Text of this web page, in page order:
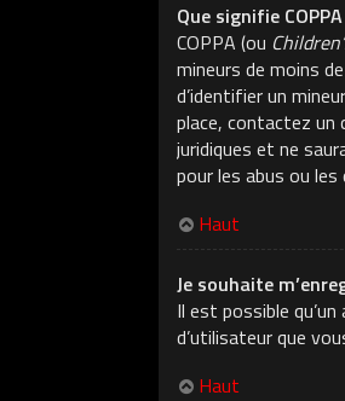
Que signifie
COPPA (ou
mineurs de moins
d’identifier un
place, contactez un
juridiques et ne
pour les abus ou
Haut
Je souhaite
Il est possible
d’utilisateur que
Haut